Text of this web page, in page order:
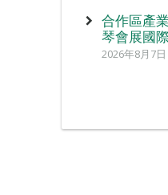
合作區產
琴會展國
2026年8月7日